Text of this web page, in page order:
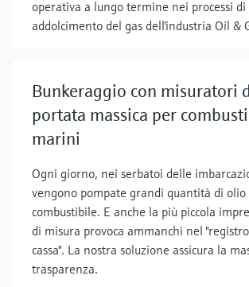
operativa a lungo termine nei processi di
addolcimento del gas dell'industria Oil &
Bunkeraggio con misuratori
portata massica per
marini
Ogni giorno, nei serbatoi delle
vengono pompate grandi quantità di olio
combustibile. E anche la più piccola
di misura provoca ammanchi nel
cassa". La nostra soluzione assicura la
trasparenza.